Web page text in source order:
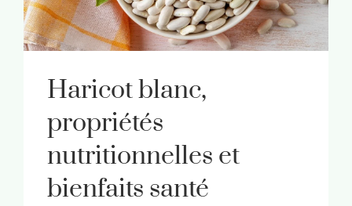
Haricot blanc,
propriétés
nutritionnelles et
bienfaits santé